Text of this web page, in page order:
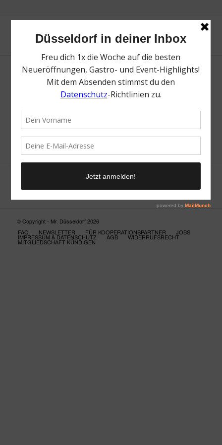
Neue Suche
Suchergebnis nicht zufriedenstellend? Versuche es mal mit
einem Wortteil oder einer anderen Schreibweise.
© Copyright - Mr. Düsseldorf 2026
FAQ
NEWSLETTER FÜR KOOPERATIONSPARTNER JOBS
IMPRESSUM & DATENSCHUTZ AGB WIDERRUFSRECHT
MITGLIEDSCHAFT KÜNDIGEN